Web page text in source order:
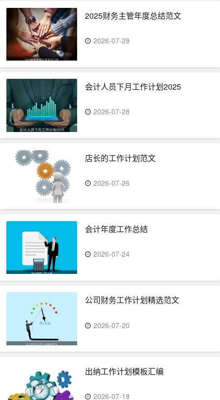
2025财务主管年度总结范文
2026-07-29
会计人员下月工作计划2025
2026-07-28
店长的工作计划范文
2026-07-26
会计年度工作总结
2026-07-24
公司财务工作计划精选范文
2026-07-20
出纳工作计划模板汇编
2026-07-18